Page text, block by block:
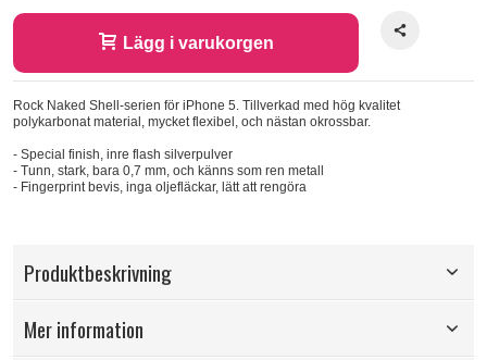
Lägg i varukorgen
Rock Naked Shell-serien för iPhone 5. Tillverkad med hög kvalitet
polykarbonat material, mycket flexibel, och nästan okrossbar.
- Special finish, inre flash silverpulver
- Tunn, stark, bara 0,7 mm, och känns som ren metall
- Fingerprint bevis, inga oljefläckar, lätt att rengöra
Produktbeskrivning
Mer information